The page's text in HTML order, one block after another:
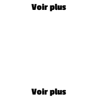
Voir plus
Voir plus